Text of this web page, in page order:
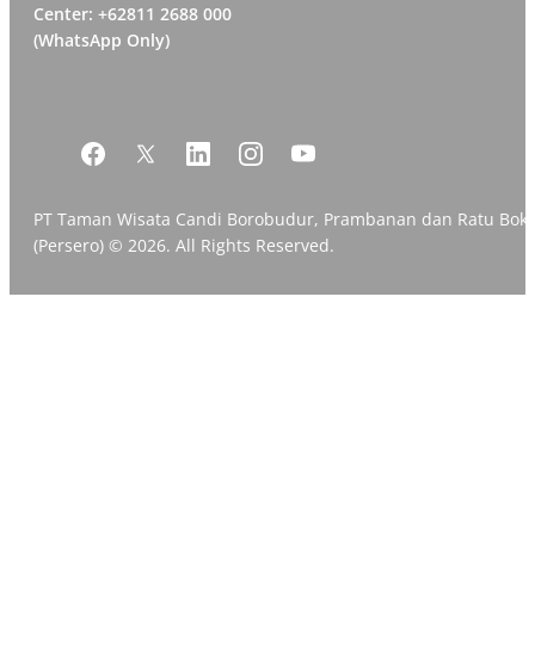
Center: +62811 2688 000
(WhatsApp Only)
PT Taman Wisata Candi Borobudur, Prambanan dan Ratu
(Persero) © 2026. All Rights Reserved.